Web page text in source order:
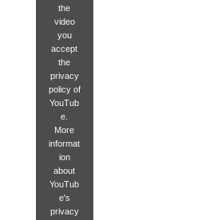
the
video
you
accept
the
privacy
policy of
YouTub
e.
More
informat
ion
about
YouTub
e's
privacy